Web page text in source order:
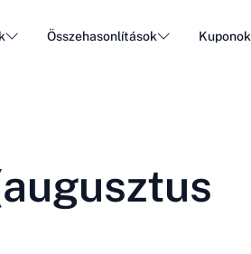
Összehasonlítások Kuponok